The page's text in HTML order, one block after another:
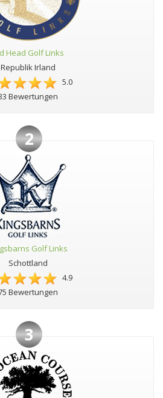
Head Golf Links
Republik Irland
5.0
Bewertungen
2
Golf Links
Schottland
4.9
Bewertungen
3